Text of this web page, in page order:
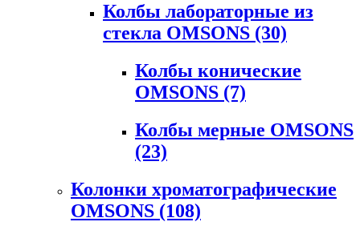
Колбы лабораторные из
стекла OMSONS (30)
Колбы конические
OMSONS (7)
Колбы мерные OMSONS
(23)
Колонки хроматографические
OMSONS (108)